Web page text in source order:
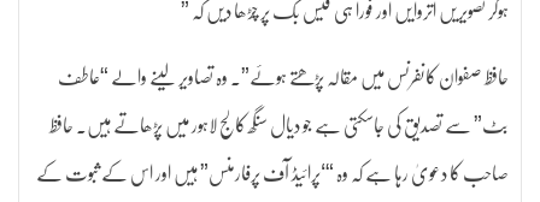
ہوکر تصویریں اُتروایں اور فورا ہی فیس بک پر چڑھا دیں کہ ”
حافظ صفوان کانفرنس میں مقالہ پڑھتے ہوئے”۔ وہ تصاویر لینے والے “عاطف
بٹ” سے تصدیق کی جاسکتی ہے جو دیال سنگھ کالج لاہور میں پڑھاتے ہیں۔ حافظ
صاحب کا دعویٰ رہا ہے کہ وہ “‘پرائیڈ آف پرفارمنس” ہیں اور اس کے ثبوت کے